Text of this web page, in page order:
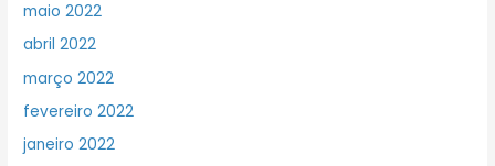
maio 2022
abril 2022
março 2022
fevereiro 2022
janeiro 2022